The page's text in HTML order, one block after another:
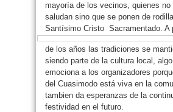
mayoría de los vecinos, quienes no
saludan sino que se ponen de
Santísimo Cristo Sacramentado. A
de los años las tradiciones se
siendo parte de la cultura local,
emociona a los organizadores
del Cuasimodo está viva en la
tambien da esperanzas de la
festividad en el futuro.